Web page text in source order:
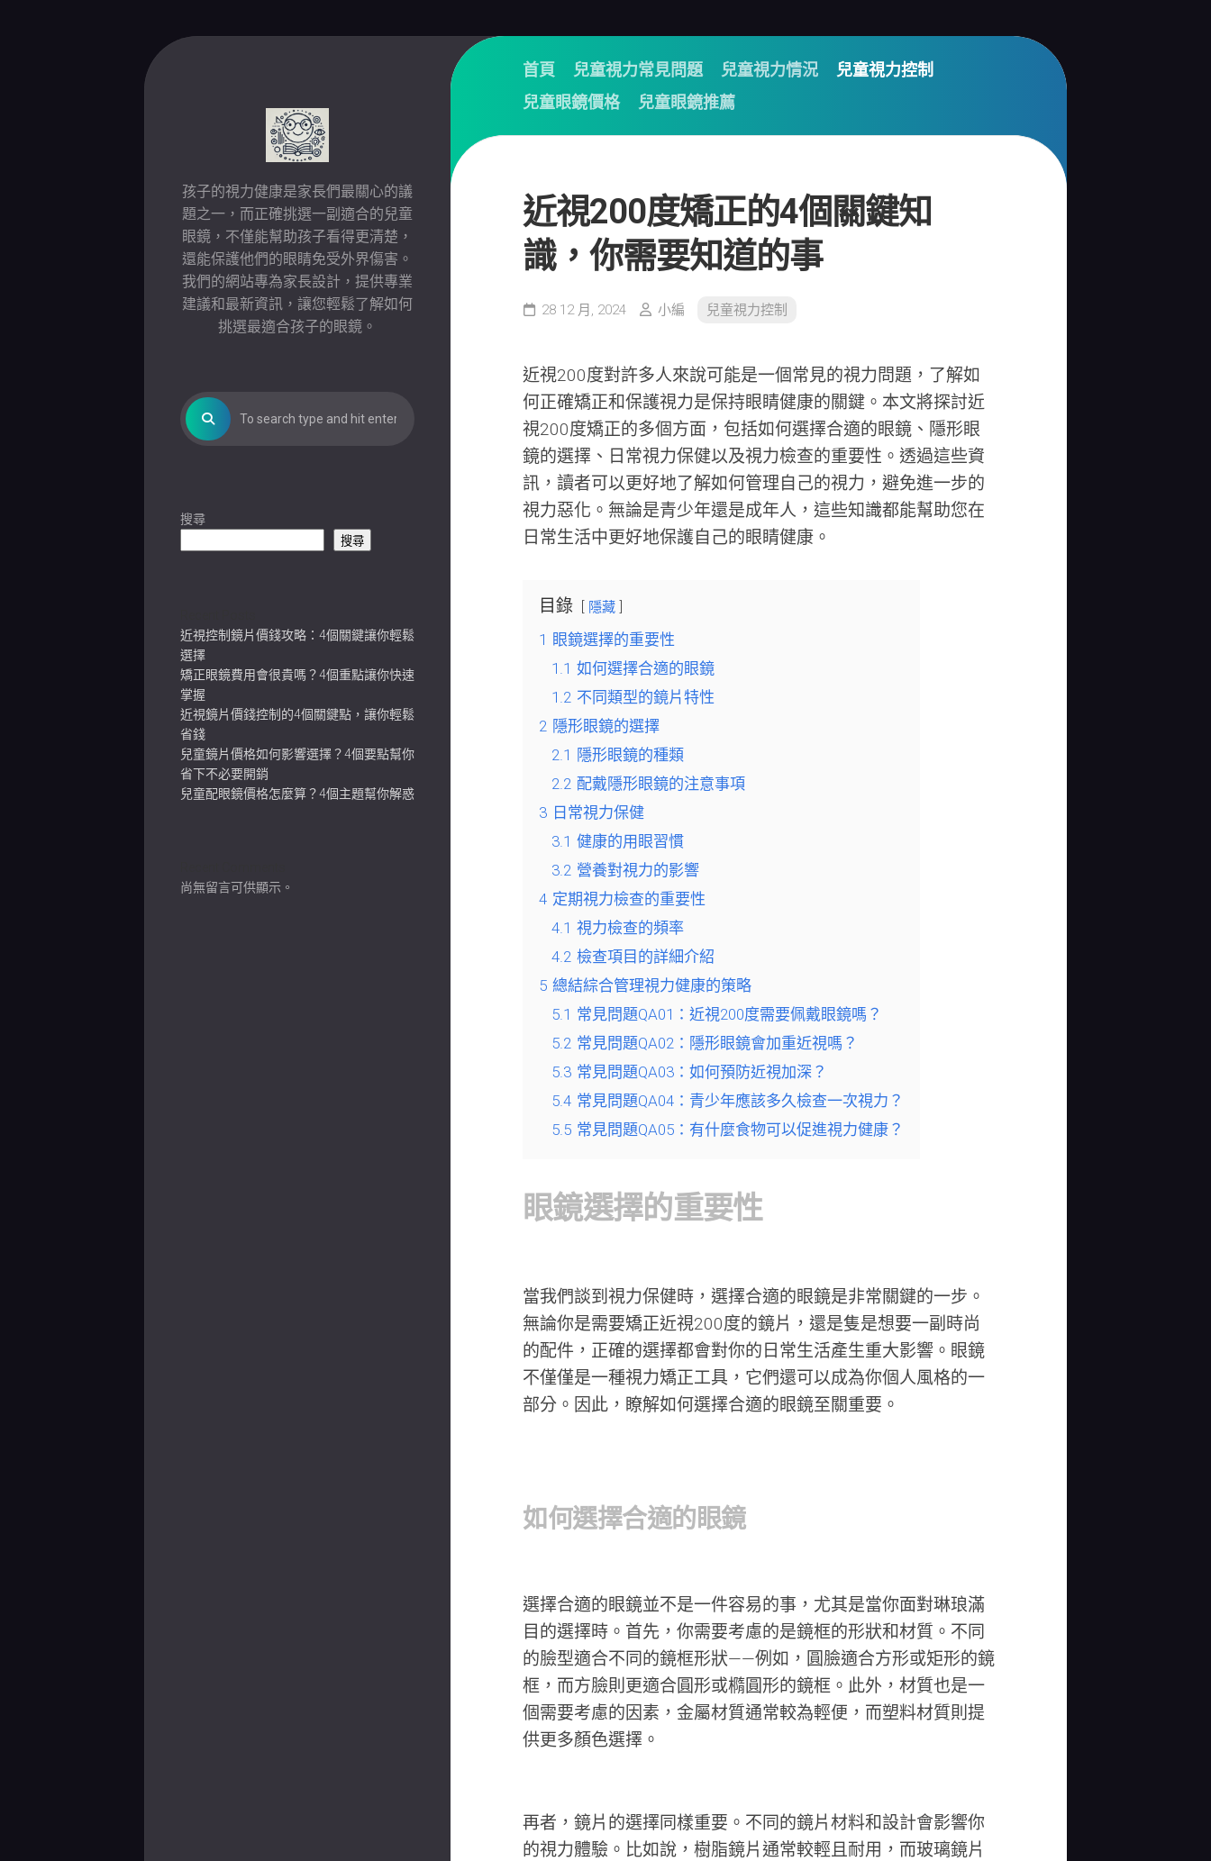
孩子的視力健康是家長們最關心的議
題之一，而正確挑選一副適合的兒童
眼鏡，不僅能幫助孩子看得更清楚，
還能保護他們的眼睛免受外界傷害。
我們的網站專為家長設計，提供專業
建議和最新資訊，讓您輕鬆了解如何
挑選最適合孩子的眼鏡。
搜尋
搜尋
近視控制鏡片價錢攻略：4個關鍵讓你輕鬆
選擇
矯正眼鏡費用會很貴嗎？4個重點讓你快速
掌握
近視鏡片價錢控制的4個關鍵點，讓你輕鬆
省錢
兒童鏡片價格如何影響選擇？4個要點幫你
省下不必要開銷
兒童配眼鏡價格怎麼算？4個主題幫你解惑
尚無留言可供顯示。
首頁 兒童視力常見問題 兒童視力情況
兒童視力控制
兒童眼鏡價格
兒童眼鏡推薦
近視200度矯正的4個關鍵知
識，你需要知道的事
28 12 月, 2024 小編 兒童視力控制
近視200度對許多人來說可能是一個常見的視力問題，了解如
何正確矯正和保護視力是保持眼睛健康的關鍵。本文將探討近
視200度矯正的多個方面，包括如何選擇合適的眼鏡、隱形眼
鏡的選擇、日常視力保健以及視力檢查的重要性。透過這些資
訊，讀者可以更好地了解如何管理自己的視力，避免進一步的
視力惡化。無論是青少年還是成年人，這些知識都能幫助您在
日常生活中更好地保護自己的眼睛健康。
目錄 隱藏
1 眼鏡選擇的重要性
1.1 如何選擇合適的眼鏡
1.2 不同類型的鏡片特性
2 隱形眼鏡的選擇
2.1 隱形眼鏡的種類
2.2 配戴隱形眼鏡的注意事項
3 日常視力保健
3.1 健康的用眼習慣
3.2 營養對視力的影響
4 定期視力檢查的重要性
4.1 視力檢查的頻率
4.2 檢查項目的詳細介紹
5 總結綜合管理視力健康的策略
5.1 常見問題QA01：近視200度需要佩戴眼鏡嗎？
5.2 常見問題QA02：隱形眼鏡會加重近視嗎？
5.3 常見問題QA03：如何預防近視加深？
5.4 常見問題QA04：青少年應該多久檢查一次視力？
5.5 常見問題QA05：有什麼食物可以促進視力健康？
眼鏡選擇的重要性
當我們談到視力保健時，選擇合適的眼鏡是非常關鍵的一步。
無論你是需要矯正近視200度的鏡片，還是隻是想要一副時尚
的配件，正確的選擇都會對你的日常生活產生重大影響。眼鏡
不僅僅是一種視力矯正工具，它們還可以成為你個人風格的一
部分。因此，瞭解如何選擇合適的眼鏡至關重要。
如何選擇合適的眼鏡
選擇合適的眼鏡並不是一件容易的事，尤其是當你面對琳琅滿
目的選擇時。首先，你需要考慮的是鏡框的形狀和材質。不同
的臉型適合不同的鏡框形狀——例如，圓臉適合方形或矩形的鏡
框，而方臉則更適合圓形或橢圓形的鏡框。此外，材質也是一
個需要考慮的因素，金屬材質通常較為輕便，而塑料材質則提
供更多顏色選擇。
再者，鏡片的選擇同樣重要。不同的鏡片材料和設計會影響你
的視力體驗。比如說，樹脂鏡片通常較輕且耐用，而玻璃鏡片